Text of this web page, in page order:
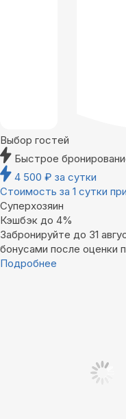
Выбор гостей
Быстрое
4 500 ₽ за сутки
Стоимость за 1 сутки
Суперхозяин
Кэшбэк до 4%
Забронируйте до 31
бонусами после оценки
Подробнее